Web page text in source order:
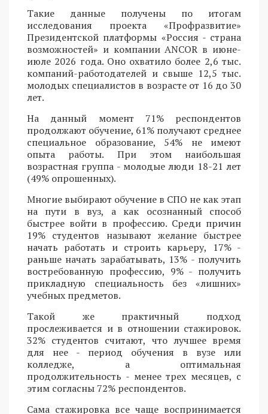
Такие данные получены по итогам
исследования проекта «Профразвитие»
Президентской платформы «Россия - страна
возможностей» и компании ANCOR в июне-
июле 2026 года. Оно охватило более 2,6 тыс.
компаний-работодателей и свыше 12,5 тыс.
молодых специалистов в возрасте от 16 до 30
лет.
На данный момент 71% респондентов
продолжают обучение, 61% получают среднее
специальное образование, 54% не имеют
опыта работы. При этом наибольшая
возрастная группа - молодые люди 18-21 лет
(49% опрошенных).
Многие выбирают обучение в СПО не как этап
на пути в вуз, а как осознанный способ
быстрее войти в профессию. Среди причин
19% студентов называют желание быстрее
начать работать и строить карьеру, 17% -
раньше начать зарабатывать, 13% - получить
востребованную профессию, 9% - получить
прикладную специальность без «лишних»
учебных предметов.
Такой же практичный подход
прослеживается и в отношении стажировок.
32% студентов считают, что лучшее время
для нее - период обучения в вузе или
колледже, а оптимальная
продолжительность - менее трех месяцев, с
этим согласны 72% респондентов.
Сама стажировка все чаще воспринимается